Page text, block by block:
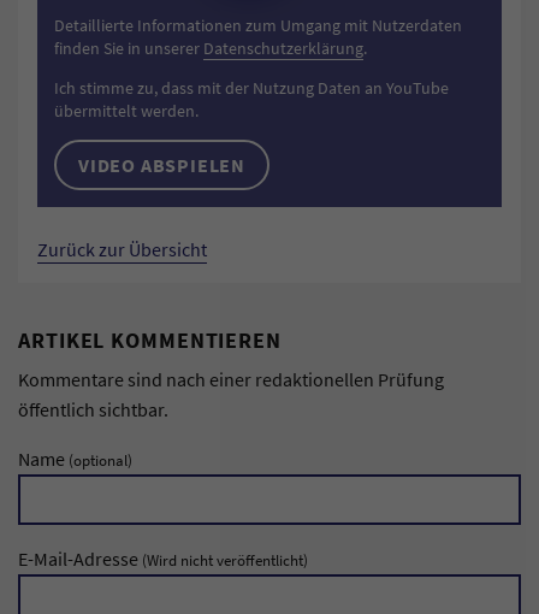
Detaillierte Informationen zum Umgang mit Nutzerdaten
finden Sie in unserer Datenschutzerklärung.
Ich stimme zu, dass mit der Nutzung Daten an YouTube
übermittelt werden.
VIDEO ABSPIELEN
Zurück zur Übersicht
ARTIKEL KOMMENTIEREN
Kommentare sind nach einer redaktionellen Prüfung
öffentlich sichtbar.
Name (optional)
E-Mail-Adresse (Wird nicht veröffentlicht)